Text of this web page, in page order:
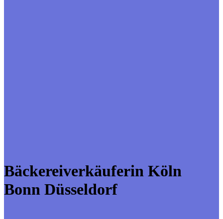
Bäckereiverkäuferin Köln
Bonn Düsseldorf